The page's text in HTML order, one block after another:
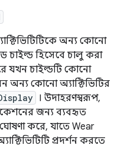
অন্য কোনো
চাইল্ড হিসেবে চালু করা
যখন চাইল্ডটি কোনো
অন্য কোনো অ্যাক্টিভিটির
। উদাহরণস্বরূপ,
জন্য ব্যবহৃত
করে, যাতে Wear
প্রদর্শন করতে